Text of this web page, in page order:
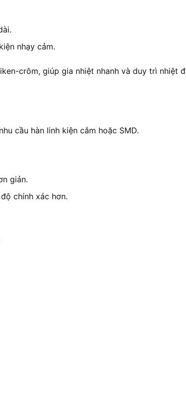
nhạy cảm.
crôm, giúp gia nhiệt nhanh và duy trì nhiệt
cầu hàn linh kiện cắm hoặc SMD.
giản.
chính xác hơn.